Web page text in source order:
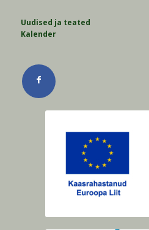
Uudised ja teated
Kalender